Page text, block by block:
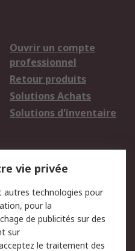
Ouvrir un compte
professionnel
Retour produits
Solutions Achats
Solutions d'inventaire
Sécurité des E-mails
vie privée
autres technologies pour
pour la
de publicités sur des
sur
le traitement des